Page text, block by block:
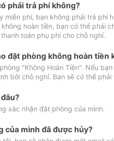
phải trả phí không?
miễn phí, bạn không phải trả phí
hoàn tiền, bạn có thể phải
toán phụ phí cho chỗ nghỉ.
đặt phòng không hoàn tiền
"Không Hoàn Tiền". Nếu
bởi chỗ nghỉ. Bạn sẽ có thể
xác nhận đặt phòng của mình.
của mình đã được hủy?